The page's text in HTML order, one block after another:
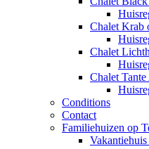
Chalet Krab
Chalet
Chalet
Conditions
Contact
Familiehuizen op